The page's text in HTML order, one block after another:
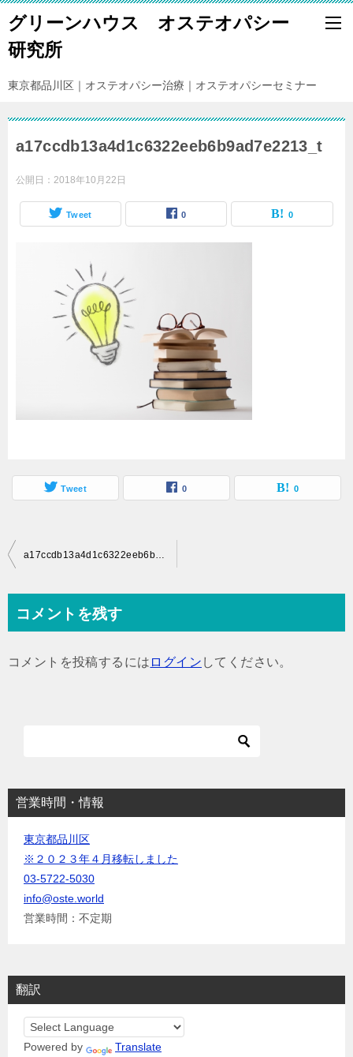
グリーンハウス オステオパシー
研究所
東京都品川区｜オステオパシー治療｜オステオパシーセミナー
a17ccdb13a4d1c6322eeb6b9ad7e2213_t
公開日： 2018年10月22日
Tweet 0 0
Tweet 0 0
投
ビ
a17ccdb13a4d1c6322eeb6b9ad7e2213_t
コメントを残す
コメントを投稿するには ログイン してください。
営業時間・情報
東京都品川区
※２０２３年４月移転しました
03-5722-5030
info@oste.world
営業時間：不定期
翻訳
Powered by Translate